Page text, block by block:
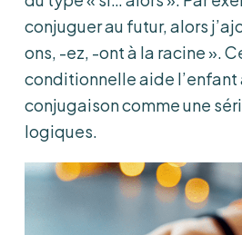
conjuguer au futur, alors
ons, -ez, -ont à la racine ».
conditionnelle aide l’enfant
conjugaison comme une
logiques.